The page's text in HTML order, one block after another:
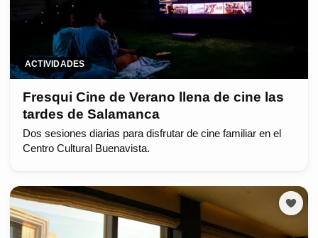
ACTIVIDADES
Fresqui Cine de Verano llena de cine las
tardes de Salamanca
Dos sesiones diarias para disfrutar de cine familiar en el
Centro Cultural Buenavista.